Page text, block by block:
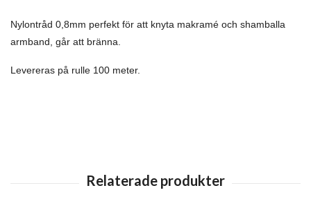
Nylontråd 0,8mm perfekt för att knyta makramé och shamballa
armband, går att bränna.
Levereras på rulle 100 meter.